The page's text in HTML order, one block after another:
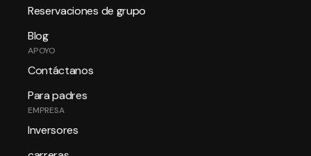
Reservaciones de grupo
Blog
APOYO
Contáctanos
Para padres
EMPRESA
Inversores